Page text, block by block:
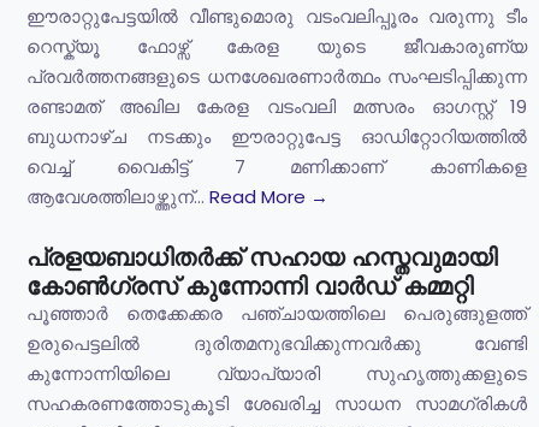
ഈരാറ്റുപേട്ടയിൽ വീണ്ടുമൊരു വടംവലിപ്പൂരം വരുന്നു ടീം
റെസ്ക്യൂ ഫോഴ്സ് കേരള യുടെ ജീവകാരുണ്യ
പ്രവർത്തനങ്ങളുടെ ധനശേഖരണാർത്ഥം സംഘടിപ്പിക്കുന്ന
രണ്ടാമത് അഖില കേരള വടംവലി മത്സരം ഓഗസ്റ്റ് 19
ബുധനാഴ്ച നടക്കും ഈരാറ്റുപേട്ട ഓഡിറ്റോറിയത്തിൽ
വെച്ച് വൈകിട്ട് 7 മണിക്കാണ് കാണികളെ
ആവേശത്തിലാഴ്ത്തുന്... Read More →
പ്രളയബാധിതർക്ക് സഹായ ഹസ്തവുമായി
കോൺഗ്രസ് കുന്നോന്നി വാർഡ് കമ്മറ്റി
പൂഞ്ഞാർ തെക്കേക്കര പഞ്ചായത്തിലെ പെരുങ്ങുളത്ത്
ഉരുപെട്ടലിൽ ദുരിതമനുഭവിക്കുന്നവർക്കു വേണ്ടി
കുന്നോന്നിയിലെ വ്യാപ്യാരി സുഹൃത്തുക്കളുടെ
സഹകരണത്തോടുകൂടി ശേഖരിച്ച സാധന സാമഗ്രികൾ